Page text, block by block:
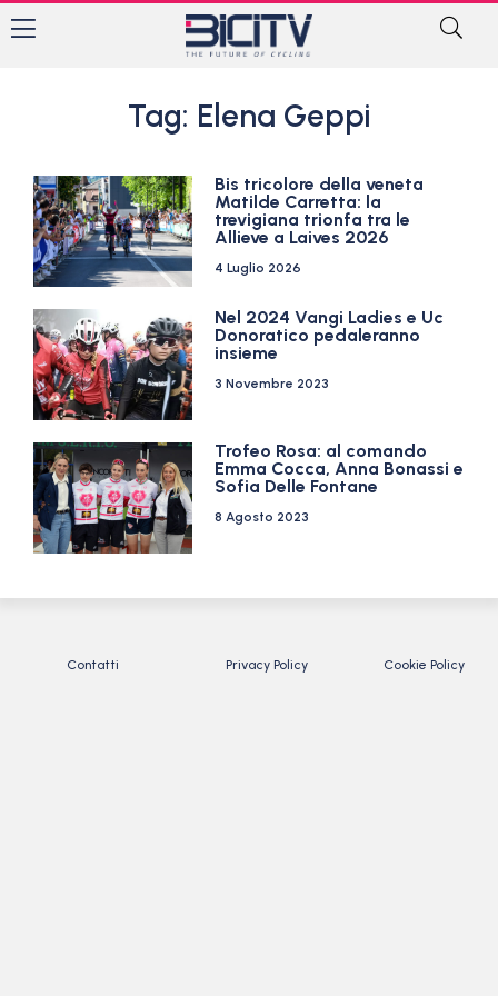
Tag: Elena Geppi
Bis tricolore della veneta
Matilde Carretta: la
trevigiana trionfa tra le
Allieve a Laives 2026
4 Luglio 2026
Nel 2024 Vangi Ladies e Uc
Donoratico pedaleranno
insieme
3 Novembre 2023
Trofeo Rosa: al comando
Emma Cocca, Anna Bonassi e
Sofia Delle Fontane
8 Agosto 2023
Contatti Privacy Policy Cookie Policy